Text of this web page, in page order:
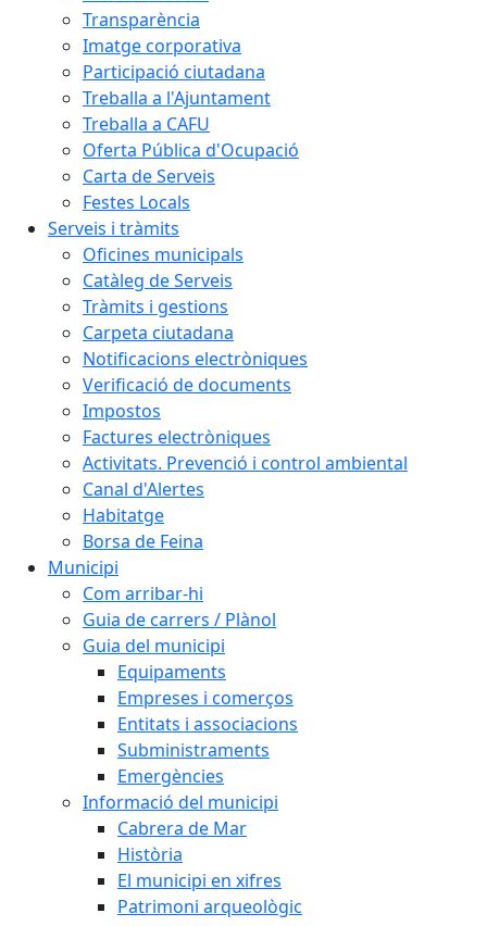
Transparència
Imatge corporativa
Participació ciutadana
Treballa a l'Ajuntament
Treballa a CAFU
Oferta Pública d'Ocupació
Carta de Serveis
Festes Locals
Serveis i tràmits
Oficines municipals
Catàleg de Serveis
Tràmits i gestions
Carpeta ciutadana
Notificacions electròniques
Verificació de documents
Impostos
Factures electròniques
Activitats. Prevenció i control ambiental
Canal d'Alertes
Habitatge
Borsa de Feina
Municipi
Com arribar-hi
Guia de carrers / Plànol
Guia del municipi
Equipaments
Empreses i comerços
Entitats i associacions
Subministraments
Emergències
Informació del municipi
Cabrera de Mar
Història
El municipi en xifres
Patrimoni arqueològic